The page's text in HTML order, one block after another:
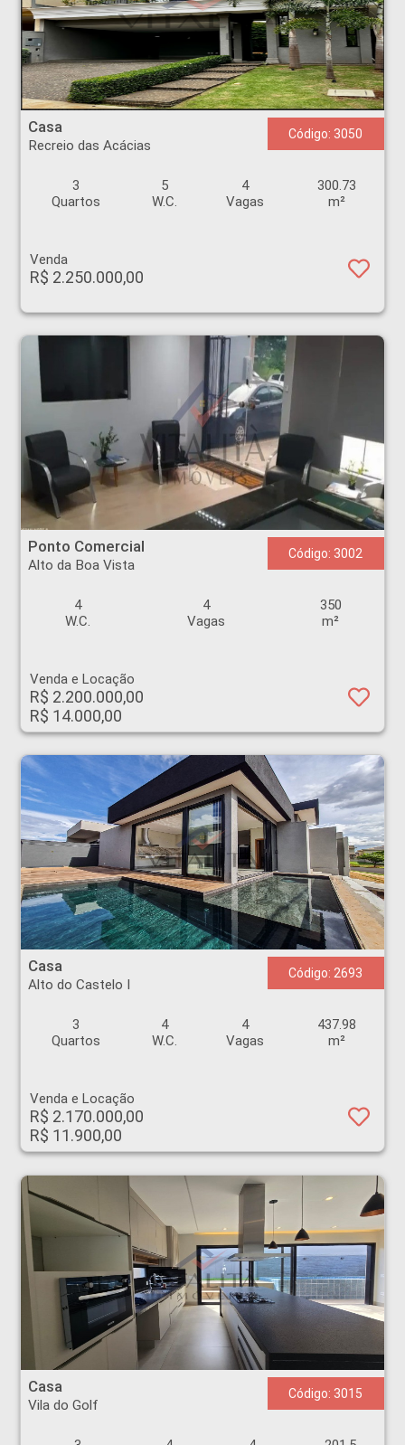
Casa - Recreio das Acácias - Ribeirão Preto
Casa
Recreio das Acácias
Código: 3050
3
Quartos
5
W.C.
4
Vagas
300.73
m²
Venda
R$ 2.250.000,00
Ponto Comercial - Alto da Boa Vista - Ribeirão Preto
Ponto Comercial
Alto da Boa Vista
Código: 3002
4
W.C.
4
Vagas
350
m²
Venda e Locação
R$ 2.200.000,00
R$ 14.000,00
Casa - Alto do Castelo I - Ribeirão Preto
Casa
Alto do Castelo I
Código: 2693
3
Quartos
4
W.C.
4
Vagas
437.98
m²
Venda e Locação
R$ 2.170.000,00
R$ 11.900,00
Casa - Vila do Golf - Ribeirão Preto
Casa
Vila do Golf
Código: 3015